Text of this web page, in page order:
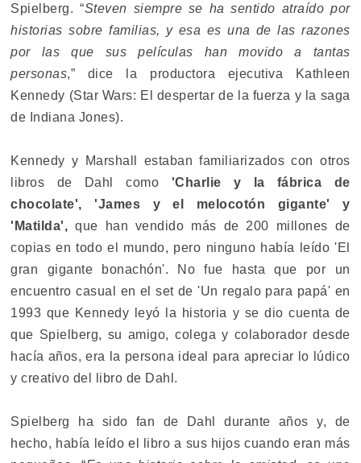
Spielberg. “Steven siempre se ha sentido atraído por
historias sobre familias, y esa es una de las razones
por las que sus películas han movido a tantas
personas,” dice la productora ejecutiva Kathleen
Kennedy (Star Wars: El despertar de la fuerza y la saga
de Indiana Jones).
Kennedy y Marshall estaban familiarizados con otros
libros de Dahl como 'Charlie y la fábrica de
chocolate', 'James y el melocotón gigante' y
'Matilda', que han vendido más de 200 millones de
copias en todo el mundo, pero ninguno había leído 'El
gran gigante bonachón'. No fue hasta que por un
encuentro casual en el set de 'Un regalo para papá' en
1993 que Kennedy leyó la historia y se dio cuenta de
que Spielberg, su amigo, colega y colaborador desde
hacía años, era la persona ideal para apreciar lo lúdico
y creativo del libro de Dahl.
Spielberg ha sido fan de Dahl durante años y, de
hecho, había leído el libro a sus hijos cuando eran más